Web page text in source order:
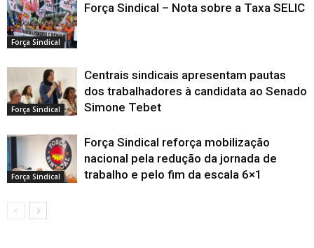
Força Sindical
Força Sindical – Nota sobre a Taxa SELIC
Força Sindical
Centrais sindicais apresentam pautas
dos trabalhadores à candidata ao Senado
Simone Tebet
Força Sindical
Força Sindical reforça mobilização
nacional pela redução da jornada de
trabalho e pelo fim da escala 6×1